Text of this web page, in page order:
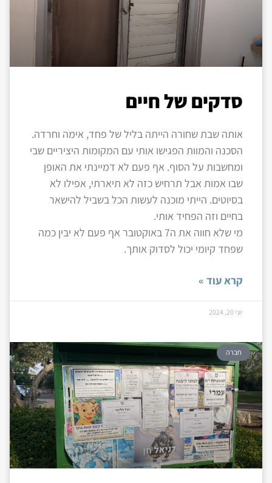
סדקים של חיים
אותה שבת שחורה הייתה בליל של פחד, אימה וחרדה.
הסכנה והמוות הפגישו אותי עם המקומות היציריים שבי
ומחשבות על הסוף. אף פעם לא דמיינתי את האופן
שבו אמות אבל תרחיש כזה לא תיארתי, אפילו לא
בסיוטים. הייתי מוכנה לעשות הכל בשביל להישאר
בחיים וזה הפחיד אותי.
מי שלא חווה את ה7 באוקטובר אף פעם לא יבין כמה
שפחד קיומי יכול לסדוק אותך.
קרא עוד »
יוני 20, 2024
חברה